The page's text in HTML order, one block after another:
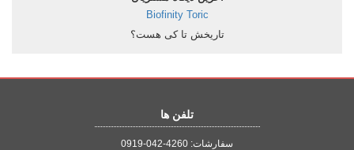
Biofinity Toric
تاریخش تا کی هست؟
تلفن ها
سفارشات: 4260-042-0919